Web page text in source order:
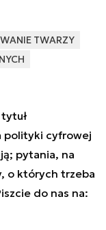
TWARZY
polityki cyfrowej
pytania, na
o których trzeba
do nas na: